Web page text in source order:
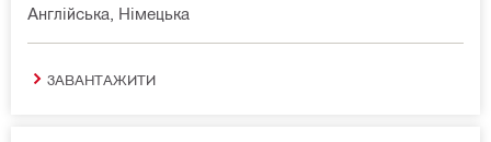
Англійська, Німецька
ЗАВАНТАЖИТИ